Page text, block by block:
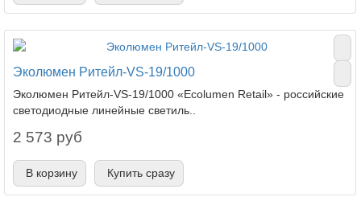
Эколюмен Ритейл-VS-19/1000
Эколюмен Ритейл-VS-19/1000 «Ecolumen Retail» - российские
светодиодные линейные светиль..
2 573 руб
В корзину Купить сразу